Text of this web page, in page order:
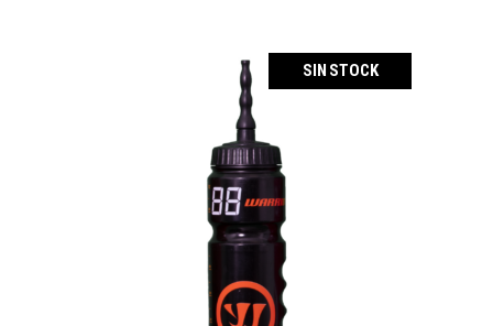
REBAJADO
SIN STOCK